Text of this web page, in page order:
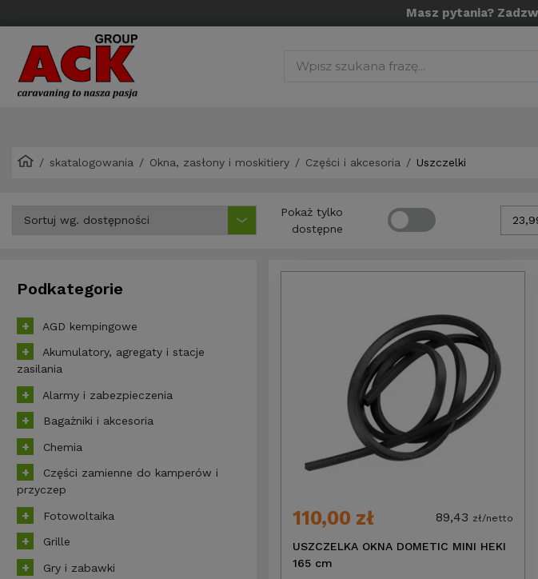
Masz pytania?
skatalogowania Okna, zasłony i moskitiery Części i akcesoria Uszczelki
Pokaż tylko
dostępne
Podkategorie
AGD kempingowe
Akumulatory, agregaty i stacje
zasilania
Alarmy i zabezpieczenia
Bagażniki i akcesoria
Chemia
Części zamienne do kamperów i
przyczep
Fotowoltaika
Grille
Gry i zabawki
110,00 zł 89,43 zł/netto
USZCZELKA OKNA DOMETIC MINI HEKI
165 cm